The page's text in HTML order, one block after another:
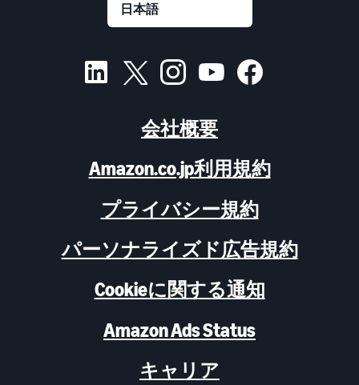
会社概要
Amazon.co.jp利用規約
プライバシー規約
パーソナライズド広告規約
Cookieに関する通知
Amazon Ads Status
キャリア